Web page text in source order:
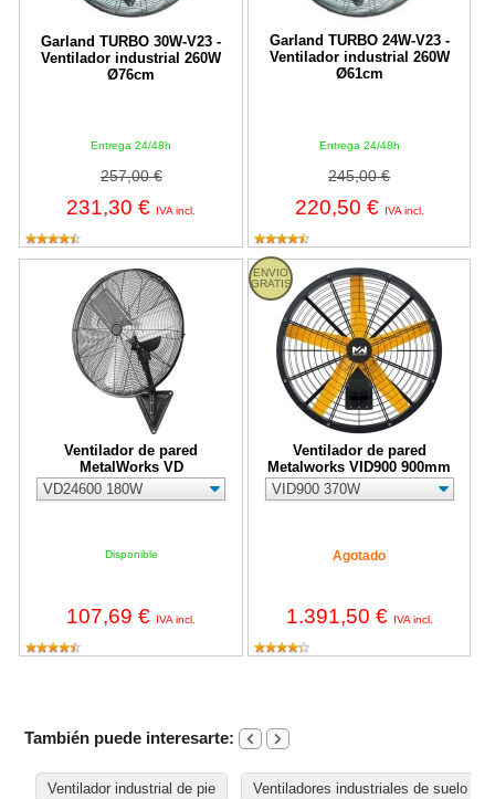
Garland TURBO 30W-V23 -
Ventilador industrial 260W
Ø76cm
Entrega 24/48h
257,00 €
231,30 € IVA incl.
Garland TURBO 24W-V23 -
Ventilador industrial 260W
Ø61cm
Entrega 24/48h
245,00 €
220,50 € IVA incl.
Ventilador de pared
MetalWorks VD
Disponible
107,69 € IVA incl.
Ventilador de pared MetalWorks VD
ENVIO
GRATIS
Ventilador de pared
Metalworks VID900 900mm
Agotado
1.391,50 € IVA incl.
Ventilador de pared Metalworks
También puede interesarte:
Ventilador industrial de pie Ventiladores industriales de suelo